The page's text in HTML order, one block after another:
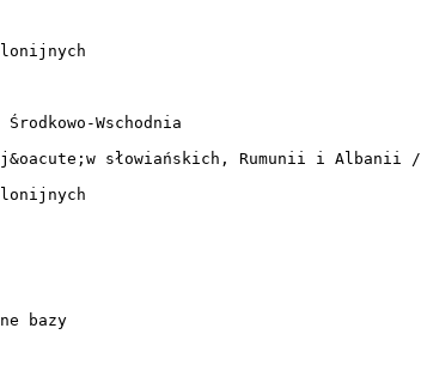
Wschodnia
słowiańskich, Rumunii i Albanii /
bazy